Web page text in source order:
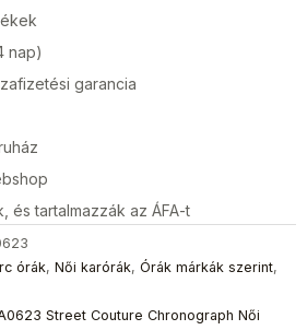
nap)
garancia
és tartalmazzák az ÁFA-t
órák, Női karórák, Órák márkák szerint,
Street Couture Chronograph Női